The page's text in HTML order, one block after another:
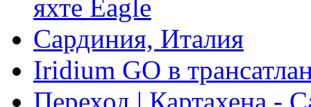
яхте Eagle
Сардиния, Италия
Iridium GO в
Переход | Картахена -